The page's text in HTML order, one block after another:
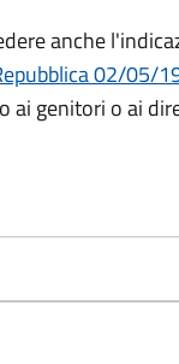
anche
02/05/
ai genitori o ai